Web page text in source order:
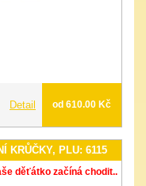
Detail od 610.00 Kč
KRŮČKY, PLU: 6115
děťátko začíná chodit..